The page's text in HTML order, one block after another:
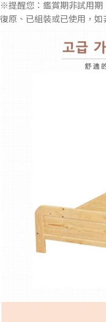
※提醒您：鑑賞期非試用期
復原、已組裝或已使用，如